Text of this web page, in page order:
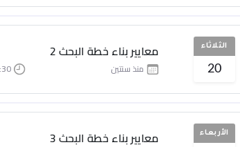
الثلاثاء
20
معايير بناء خطة البحث 2
منذ سنتين 07:30
الأربعاء معايير بناء خطة البحث 3